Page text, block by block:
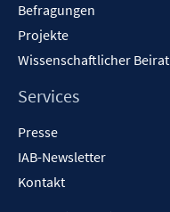
Befragungen
Projekte
Wissenschaftlicher Beirat
Services
Presse
IAB-Newsletter
Kontakt